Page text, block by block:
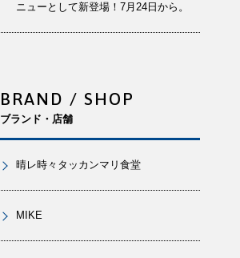
ニューとして新登場！7月24日から。
BRAND / SHOP
ブランド・店舗
晴レ時々タッカンマリ食堂
MIKE